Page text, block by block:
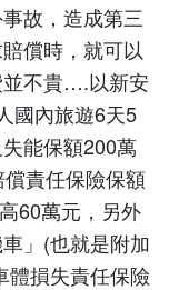
故，造成第三
償時，就可以
不貴….以新安
國內旅遊6天5
能保額200萬
責任保險保額
60萬元，另外
」 (也就是附加
體損失責任保險